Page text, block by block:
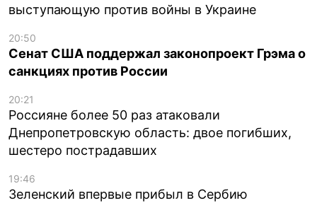
выступающую против войны в Украине
20:50
Сенат США поддержал законопроект Грэма о
санкциях против России
20:21
Россияне более 50 раз атаковали
Днепропетровскую область: двое погибших,
шестеро пострадавших
19:46
Зеленский впервые прибыл в Сербию